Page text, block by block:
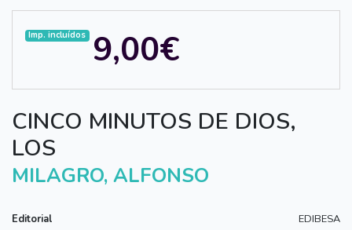
CINCO MINUTOS DE DIOS,
LOS
MILAGRO, ALFONSO
Editorial
EDIBESA
Imp. incluídos 9,00€